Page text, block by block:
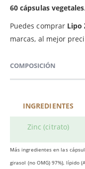
60 cápsulas vegetales.
Puedes comprar Lipo
marcas, al mejor
COMPOSICIÓN
INGREDIENTES
Zinc (citrato)
Más ingredientes en las
girasol (no OMG) 97%), lípido